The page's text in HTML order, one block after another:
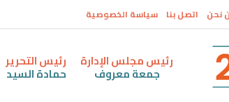
نحن اتصل بنا سياسة الخصوصية
رئيس مجلس الإدارة
جمعة معروف
رئيس التحرير
حمادة السيد